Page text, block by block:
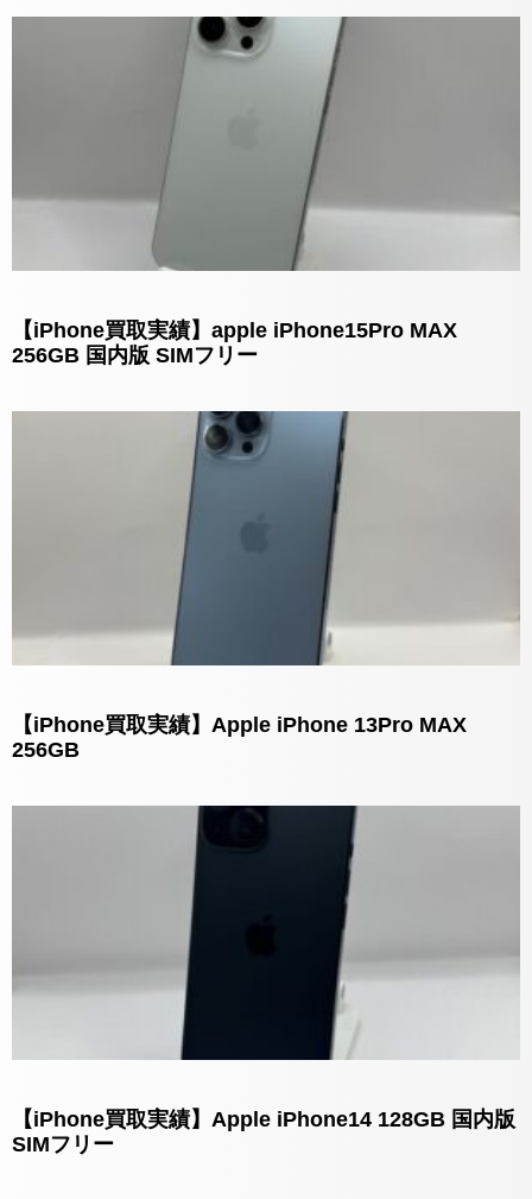
【iPhone買取実績】apple iPhone15Pro MAX
256GB 国内版 SIMフリー
【iPhone買取実績】Apple iPhone 13Pro MAX
256GB
【iPhone買取実績】Apple iPhone14 128GB 国内版
SIMフリー